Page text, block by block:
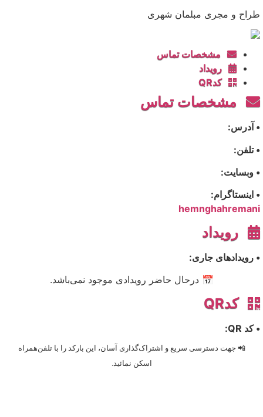
طراح و مجری مبلمان شهری
مشخصات تماس
رویداد
کدQR
مشخصات تماس
• آدرس:
• تلفن:
• وبسایت:
• اینستاگرام:
hemnghahremani
رویداد
• رویدادهای جاری:
📅 درحال حاضر رویدادی موجود نمی‌باشد.
کدQR
• کد QR:
📲 جهت دسترسی سریع و اشتراک‌گذاری آسان، این بارکد را با تلفن‌همراه
اسکن نمائید.